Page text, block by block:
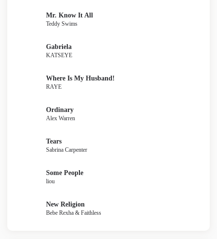
Mr. Know It All
Teddy Swims
Gabriela
KATSEYE
Where Is My Husband!
RAYE
Ordinary
Alex Warren
Tears
Sabrina Carpenter
Some People
liou
New Religion
Bebe Rexha & Faithless